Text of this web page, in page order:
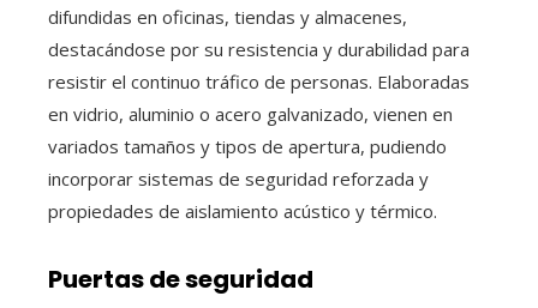
difundidas en oficinas, tiendas y almacenes,
destacándose por su resistencia y durabilidad para
resistir el continuo tráfico de personas. Elaboradas
en vidrio, aluminio o acero galvanizado, vienen en
variados tamaños y tipos de apertura, pudiendo
incorporar sistemas de seguridad reforzada y
propiedades de aislamiento acústico y térmico.
Puertas de seguridad